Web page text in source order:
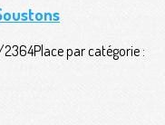
par catégorie :